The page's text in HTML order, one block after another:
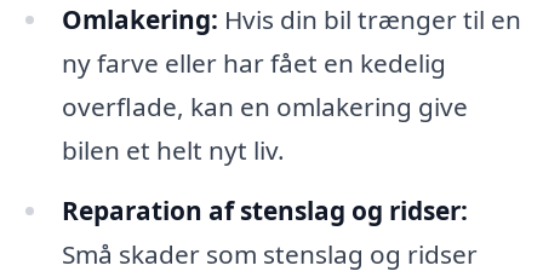
Omlakering: Hvis din bil trænger til en
ny farve eller har fået en kedelig
overflade, kan en omlakering give
bilen et helt nyt liv.
Reparation af stenslag og ridser:
Små skader som stenslag og ridser